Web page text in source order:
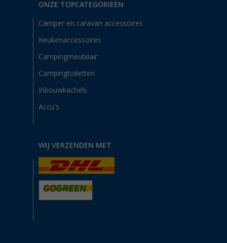
ONZE TOPCATEGORIEËN
Camper en caravan accessoires
Keukenaccessoires
Campingmeubilair
Campingtoiletten
Inbouwkachels
Accu's
WIJ VERZENDEN MET